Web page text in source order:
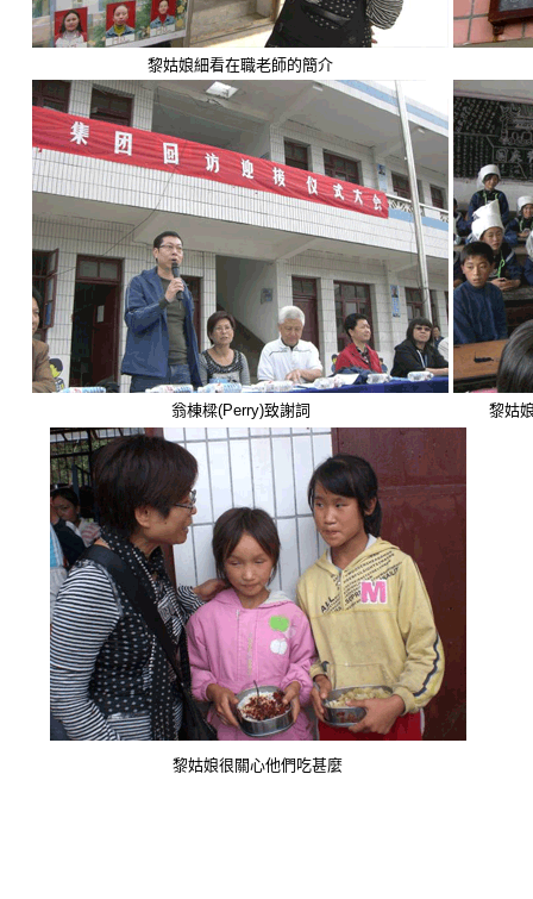
黎姑娘細看在職老師的簡介
翁棟樑(Perry)致謝詞 黎姑
黎姑娘很關心他們吃甚麼